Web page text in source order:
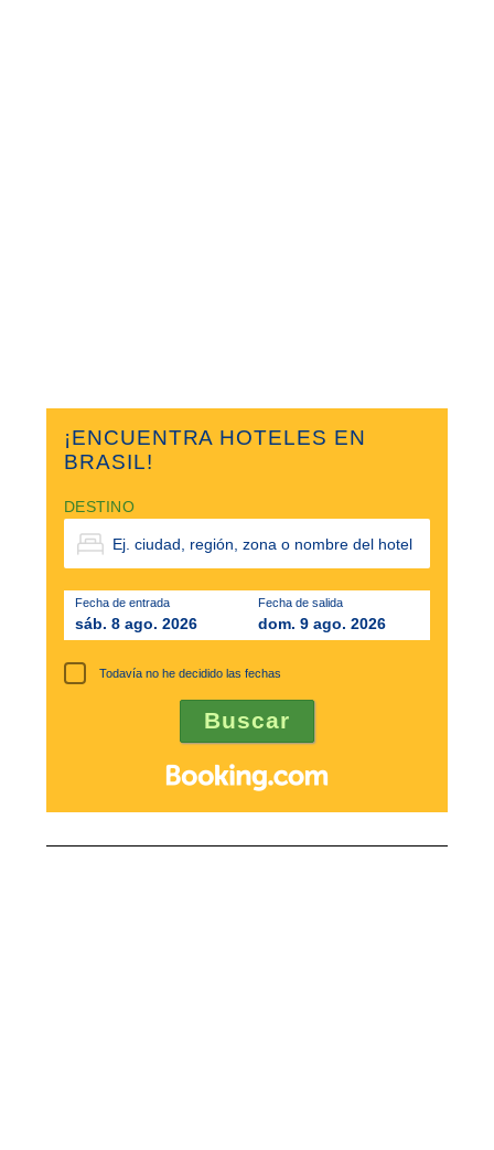
¡ENCUENTRA HOTELES EN
BRASIL!
DESTINO
Fecha de entrada
sáb. 8 ago. 2026
Fecha de salida
dom. 9 ago. 2026
Todavía no he decidido las fechas